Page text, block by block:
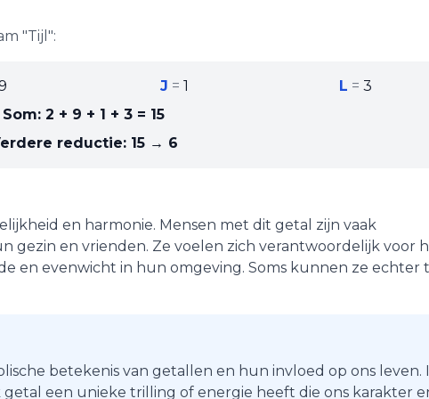
"Tijl ":
J = 1 L = 3
Som: 2 + 9 + 1 + 3 = 15
reductie: 15 → 6
en harmonie. Mensen met dit getal zijn vaak
gezin en vrienden. Ze voelen zich verantwoordelijk voor
en evenwicht in hun omgeving. Soms kunnen ze echter
betekenis van getallen en hun invloed op ons leven.
een unieke trilling of energie heeft die ons karakter